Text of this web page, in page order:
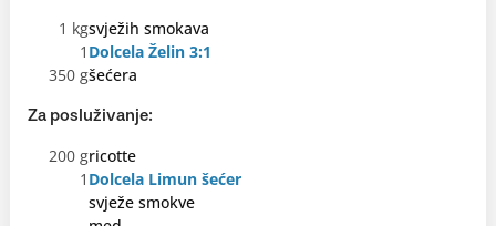
1 kgsvježih smokava
1 Dolcela Želin 3:1
350 gšećera
Za posluživanje:
200 gricotte
1 Dolcela Limun šećer
svježe smokve